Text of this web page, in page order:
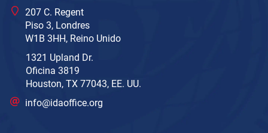
207 C. Regent
Piso 3, Londres
W1B 3HH, Reino Unido
1321 Upland Dr.
Oficina 3819
Houston, TX 77043, EE. UU.
info@idaoffice.org